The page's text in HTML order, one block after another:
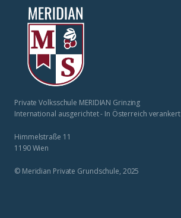
Private Volksschule MERIDIAN Grinzing
International ausgerichtet - In Österreich verankert
Himmelstraße 11
1190 Wien
© Meridian Private Grundschule, 2025